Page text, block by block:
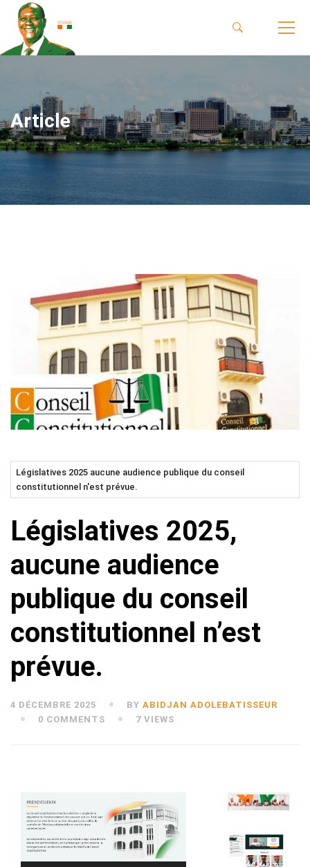
Article
Législatives 2025 aucune audience publique du conseil
constitutionnel n'est prévue.
Législatives 2025,
aucune audience
publique du conseil
constitutionnel n’est
prévue.
4 DÉCEMBRE 2025 BY ABIDJAN ADOLEBATISSEUR
0 COMMENTS
7 VIEWS